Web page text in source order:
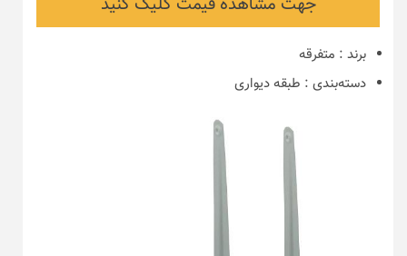
برند : متفرقه
دسته‌بندی : طبقه دیواری